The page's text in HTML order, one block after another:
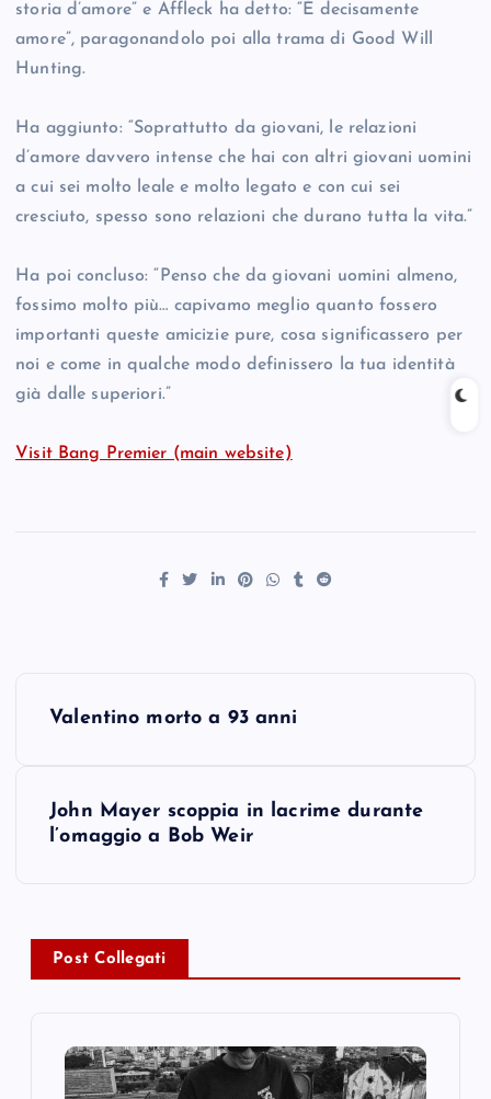
storia d’amore” e Affleck ha detto: “È decisamente
amore”, paragonandolo poi alla trama di Good Will
Hunting.
Ha aggiunto: “Soprattutto da giovani, le relazioni
d’amore davvero intense che hai con altri giovani uomini
a cui sei molto leale e molto legato e con cui sei
cresciuto, spesso sono relazioni che durano tutta la vita.”
Ha poi concluso: “Penso che da giovani uomini almeno,
fossimo molto più… capivamo meglio quanto fossero
importanti queste amicizie pure, cosa significassero per
noi e come in qualche modo definissero la tua identità
già dalle superiori.”
Visit Bang Premier (main website)
Valentino morto a 93 anni
John Mayer scoppia in lacrime durante
l’omaggio a Bob Weir
Post Collegati